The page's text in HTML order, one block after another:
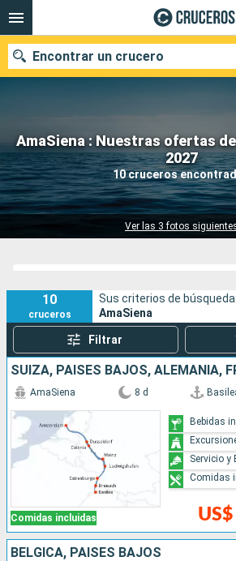
AmaSiena : Nuestras ofertas
2027
10 cruceros
Ver las 3 fotos
Encontrar un crucero
Fecha de salida
10
cruceros
Sus criterios de búsqueda:
AmaSiena
Filtrar
Comidas incluidas
AmaSiena 8 d
Bebidas
Servicio y
Comidas
BÉLGICA, PAISES BAJOS